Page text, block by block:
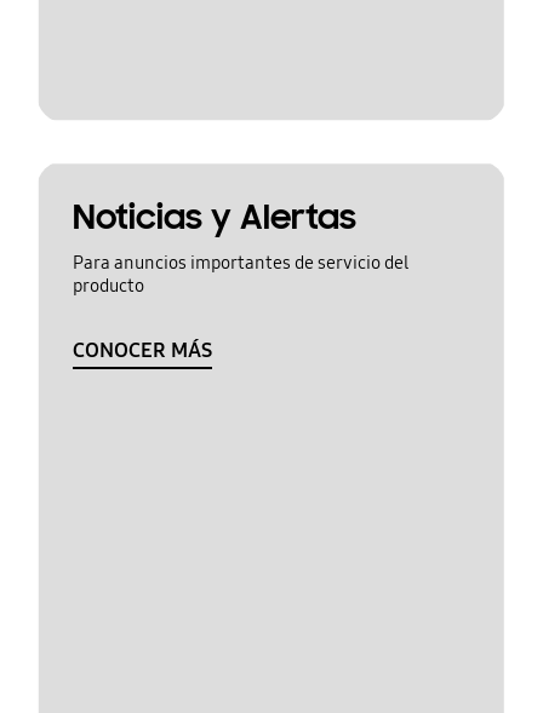
Noticias y Alertas
Para anuncios importantes de servicio del
producto
CONOCER MÁS